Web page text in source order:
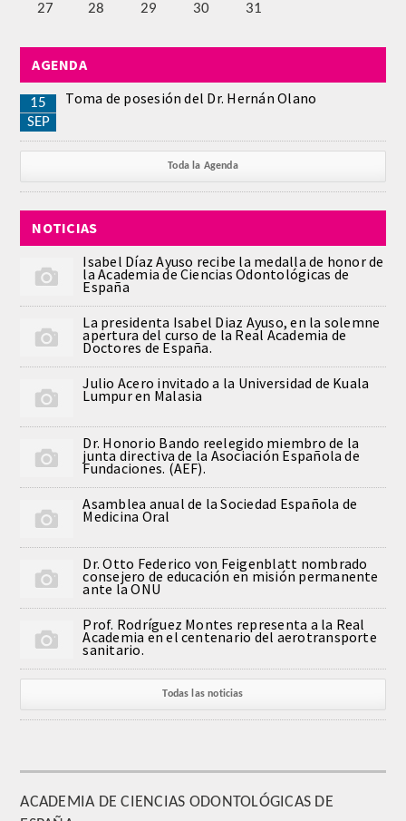
ANALES
APERTURA DE CURSO
MONOGRAFÍAS
NEWSLETTER EXTRAORDINARIA
CONVENIOS
PRENSA
Comunicación
Noticias
Notas de prensa
Artículos de Académicos
CONTACTO
27 28 29 30 31
AGENDA
15
SEP
Toma de posesión del Dr. Hernán Olano
Toda la Agenda
NOTICIAS
Isabel Díaz Ayuso recibe la medalla de honor de
la Academia de Ciencias Odontológicas de
España
La presidenta Isabel Diaz Ayuso, en la solemne
apertura del curso de la Real Academia de
Doctores de España.
Julio Acero invitado a la Universidad de Kuala
Lumpur en Malasia
Dr. Honorio Bando reelegido miembro de la
junta directiva de la Asociación Española de
Fundaciones. (AEF).
Asamblea anual de la Sociedad Española de
Medicina Oral
Dr. Otto Federico von Feigenblatt nombrado
consejero de educación en misión permanente
ante la ONU
Prof. Rodríguez Montes representa a la Real
Academia en el centenario del aerotransporte
sanitario.
Todas las noticias
ACADEMIA DE CIENCIAS ODONTOLÓGICAS DE